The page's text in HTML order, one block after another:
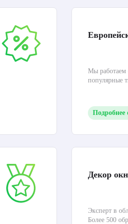
Мы работаем
популярные
Подробнее
Декор
Эксперт в
Более 500